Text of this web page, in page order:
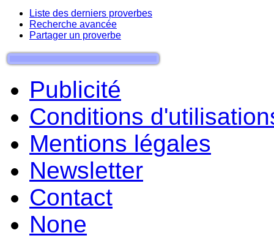
Liste des derniers proverbes
Recherche avancée
Partager un proverbe
Publicité
Conditions
Mentions légales
Newsletter
Contact
None